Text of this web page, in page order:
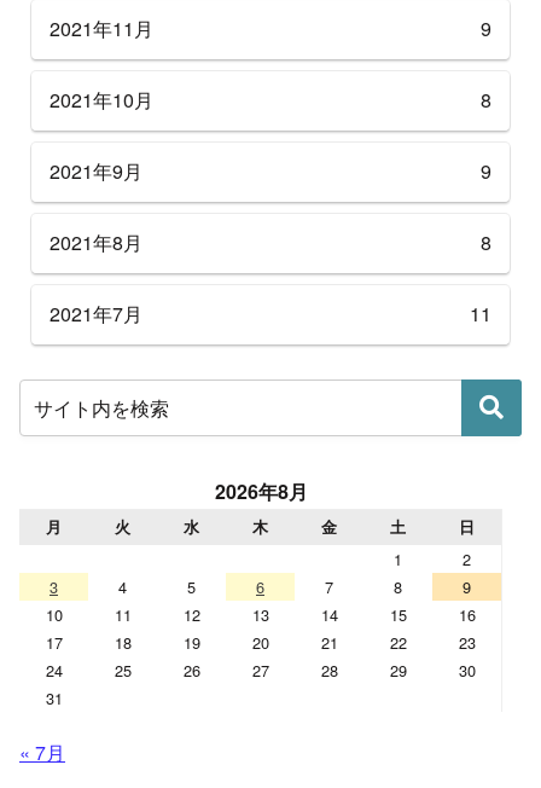
2021年11月 9
2021年10月 8
2021年9月 9
2021年8月 8
2021年7月 11
2026年8月
月 火 水 木 金 土 日
1
2
3
4 5 6 7 8
9
10
11 12 13 14 15
16
17
18 19 20 21 22
23
24
25 26 27 28 29
30
31
« 7月